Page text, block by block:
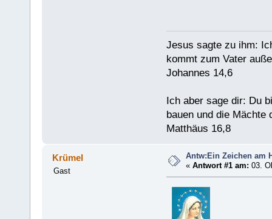
Jesus sagte zu ihm:
kommt zum Vater
Johannes 14,6
Ich aber sage dir: Du
bauen und die Mächte
Matthäus 16,8
Krümel
Gast
Antw:Ein Zeichen am
«Antwort #1 am: 03.